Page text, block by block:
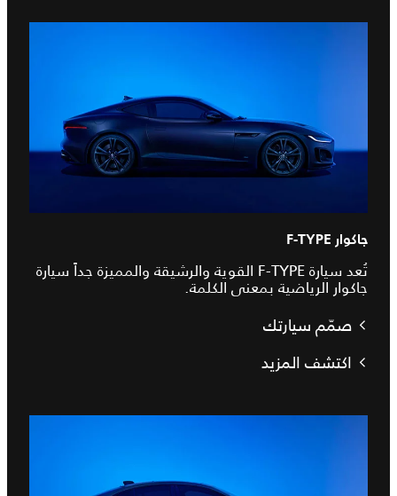
جاكوار F-TYPE
تُعد سيارة F-TYPE القوية والرشيقة والمميزة جداً سيارة
جاكوار الرياضية بمعنى الكلمة.
صمّم سيارتك
اكتشف المزيد